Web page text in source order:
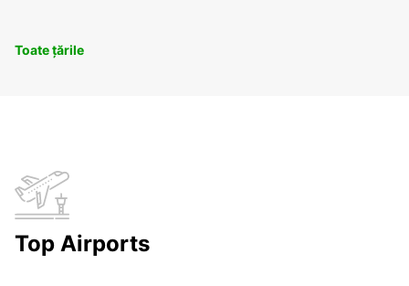
Toate țările
Top Airports